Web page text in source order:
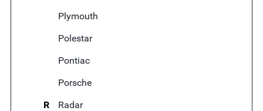
Plymouth
Polestar
Pontiac
Porsche
R
Radar